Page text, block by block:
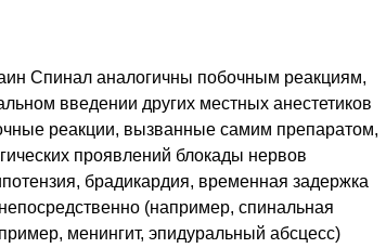
Спинал аналогичны побочным реакциям,
введении других местных анестетиков
реакции, вызванные самим препаратом,
проявлений блокады нервов
брадикардия, временная задержка
(например, спинальная
менингит, эпидуральный абсцесс)